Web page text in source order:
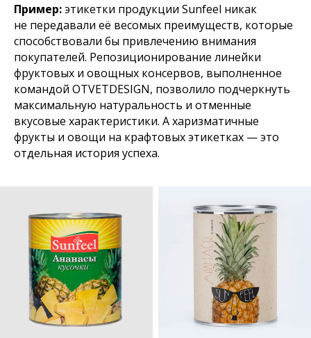
Пример:этикетки продукции Sunfeel никак
не передавали её весомых преимуществ, которые
способствовали бы привлечению внимания
покупателей. Репозиционирование линейки
фруктовых и овощных консервов, выполненное
командой OTVETDESIGN, позволило подчеркнуть
максимальную натуральность и отменные
вкусовые характеристики. А харизматичные
фрукты и овощи на крафтовых этикетках — это
отдельная история успеха.